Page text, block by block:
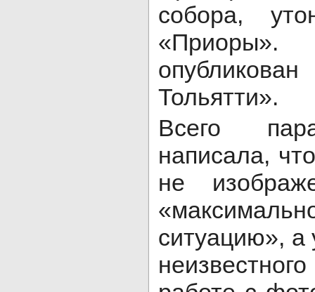
собора,
Тольятти».
Всего
написала,
не
ситуацию», а